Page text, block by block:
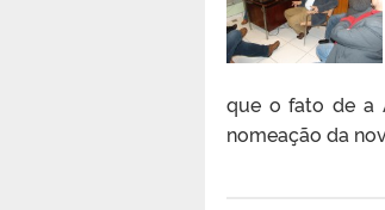
que o fato de a
nomeação da